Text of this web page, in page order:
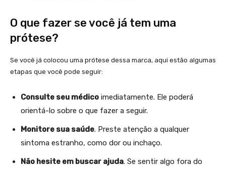
O que fazer se você já tem uma
prótese?
Se você já colocou uma prótese dessa marca, aqui estão algumas
etapas que você pode seguir:
Consulte seu médico imediatamente. Ele poderá
orientá-lo sobre o que fazer a seguir.
Monitore sua saúde. Preste atenção a qualquer
sintoma estranho, como dor ou inchaço.
Não hesite em buscar ajuda. Se sentir algo fora do